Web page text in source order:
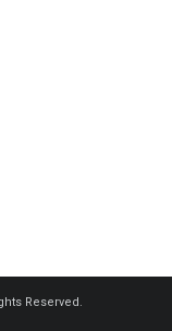
Reserved.